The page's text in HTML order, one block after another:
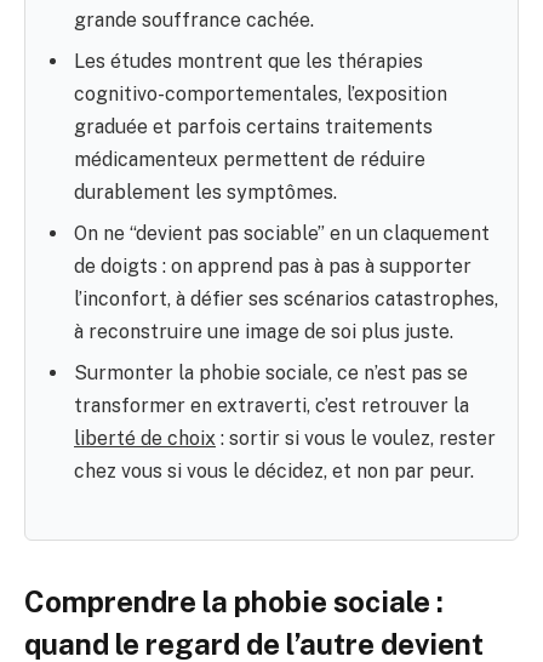
grande souffrance cachée.
Les études montrent que les thérapies
cognitivo-comportementales, l’exposition
graduée et parfois certains traitements
médicamenteux permettent de réduire
durablement les symptômes.
On ne “devient pas sociable” en un claquement
de doigts : on apprend pas à pas à supporter
l’inconfort, à défier ses scénarios catastrophes,
à reconstruire une image de soi plus juste.
Surmonter la phobie sociale, ce n’est pas se
transformer en extraverti, c’est retrouver la
liberté de choix : sortir si vous le voulez, rester
chez vous si vous le décidez, et non par peur.
Comprendre la phobie sociale :
quand le regard de l’autre devient